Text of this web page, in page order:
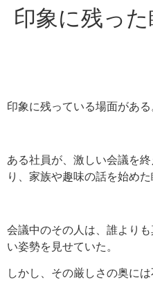
印象に残っ
印象に残っている場面がある
ある社員が、激しい会議を
り、家族や趣味の話を始めた
会議中のその人は、誰より
い姿勢を見せていた。
しかし、その厳しさの奥に